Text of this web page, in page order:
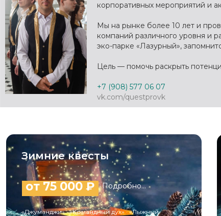
корпоративных мероприятий и
Мы на рынке более 10 лет и
компаний различного уровня и
эко-парке «Лазурный»,
Цель — помочь раскрыть
+7 (908) 577 06 07
vk.com/questprovk
Зимние квесты
от 75 000 ₽ Подробно...
«Джуманджи» · «Командный дух» · «Лыжный